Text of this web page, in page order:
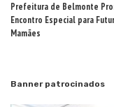
Prefeitura de Belmonte
Encontro Especial para
Mamães
Banner patrocinados